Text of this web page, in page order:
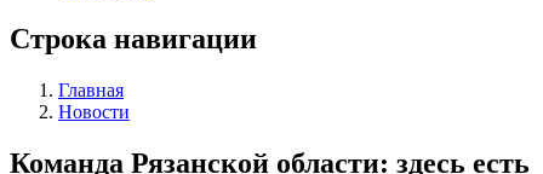
Строка навигации
Главная
Новости
Команда Рязанской области: здесь есть